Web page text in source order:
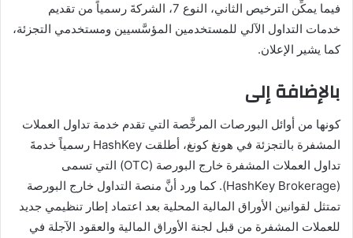
فيما يمكِّن الترخيص الثاني، النوع 7، الشركةَ رسمياً من تقديم
خدمات التداول الآلي للمستخدمين المؤسَّسيين ومستخدمي التجزئة،
كما يشير الإعلان.
بالإضافة إلى
كونها من أوائل البورصات المرخَّصة التي تقدم خدمة تداول العملات
المشفرة بالتجزئة في هونغ كونغ، أطلقت HashKey رسمياً خدمةَ
تداول العملات المشفرة خارج البورصة (OTC) التي تسمى
(HashKey Brokerage). كما ورد أنَّ منصة التداول خارج البورصة
تمتثل لقوانين الأوراق المالية المحلية بعد اعتماد إطار تنظيمي جديد
للعملات المشفرة من قبل لجنة الأوراق المالية والعقود الآجلة في